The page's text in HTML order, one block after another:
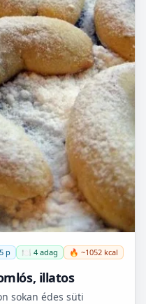
p 🍽️ 4 adag 🔥 ~1052 kcal
illatos
sokan édes süti